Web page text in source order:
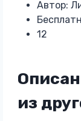
Автор:
12
из